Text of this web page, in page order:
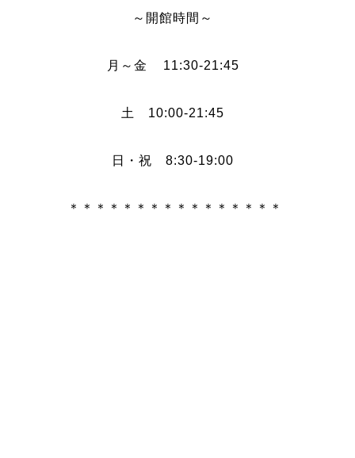
～開館時間～
月～金 11:30-21:45
土 10:00-21:45
日・祝 8:30-19:00
＊＊＊＊＊＊＊＊＊＊＊＊＊＊＊＊